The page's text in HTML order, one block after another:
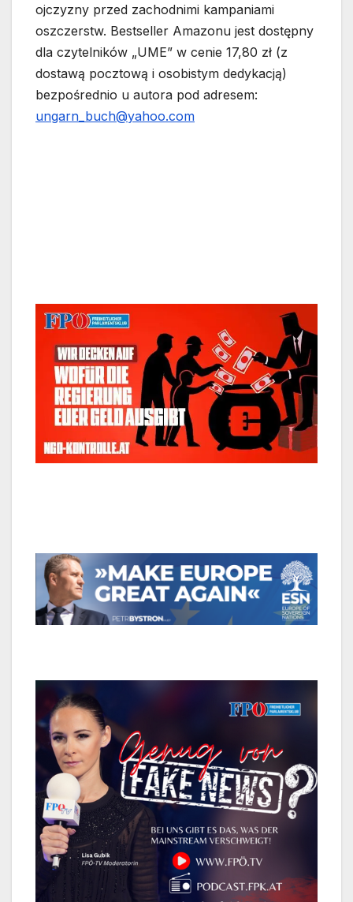
ojczyzny przed zachodnimi kampaniami
oszczerstw. Bestseller Amazonu jest dostępny
dla czytelników „UME” w cenie 17,80 zł (z
dostawą pocztową i osobistym dedykacją)
bezpośrednio u autora pod adresem:
ungarn_buch@yahoo.com